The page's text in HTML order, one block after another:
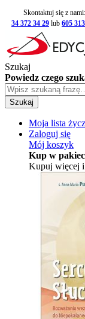
Skontaktuj się z nami:
34 372 34 29 lub 605
Szukaj
Powiedz czego
Szukaj
Moja lista
Zaloguj się
Mój koszyk
Kup w
Kupuj więcej i